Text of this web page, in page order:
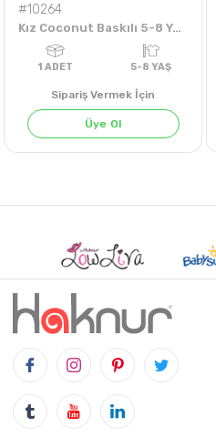
#10264
Kız Coconut Baskılı 5-8 Yaş Badi
Sipariş Vermek İçin
Üye Ol